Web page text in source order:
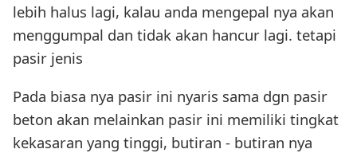
lebih halus lagi, kalau anda mengepal nya akan
menggumpal dan tidak akan hancur lagi. tetapi
pasir jenis
Pada biasa nya pasir ini nyaris sama dgn pasir
beton akan melainkan pasir ini memiliki tingkat
kekasaran yang tinggi, butiran - butiran nya